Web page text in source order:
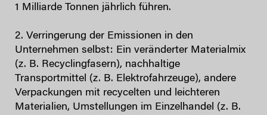
1 Milliarde Tonnen jährlich führen.
2. Verringerung der Emissionen in den
Unternehmen selbst: Ein veränderter Materialmix
(z. B. Recyclingfasern), nachhaltige
Transportmittel (z. B. Elektrofahrzeuge), andere
Verpackungen mit recycelten und leichteren
Materialien, Umstellungen im Einzelhandel (z. B.